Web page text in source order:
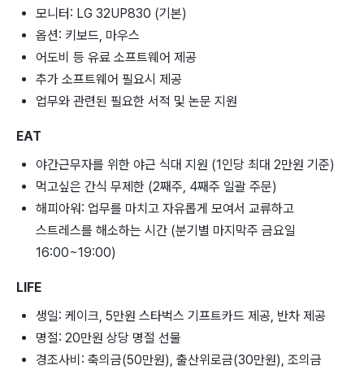
모니터: LG 32UP830 (기본)
옵션: 키보드, 마우스
어도비 등 유료 소프트웨어 제공
추가 소프트웨어 필요시 제공
업무와 관련된 필요한 서적 및 논문 지원
EAT
야간근무자를 위한 야근 식대 지원 (1인당 최대 2만원 기준)
먹고싶은 간식 무제한 (2째주, 4째주 일괄 주문)
해피아워: 업무를 마치고 자유롭게 모여서 교류하고
스트레스를 해소하는 시간 (분기별 마지막주 금요일
16:00~19:00)
LIFE
생일: 케이크, 5만원 스타벅스 기프트카드 제공, 반차 제공
명절: 20만원 상당 명절 선물
경조사비: 축의금(50만원), 출산위로금(30만원), 조의금